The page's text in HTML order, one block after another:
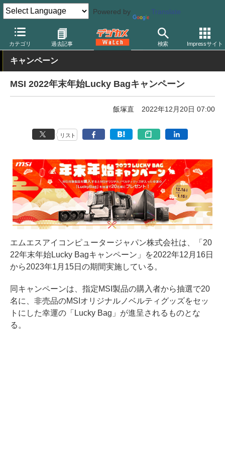
Powered by Translate
カテゴリ 過去記事 検索 Impressサイト
デジカメ Watch PC/モバイル関連 PC
キャンペーン
MSI 2022年末年始Lucky Bagキャンペーン
飯塚直 2022年12月20日 07:00
リスト
エムエスアイコンピュータージャパン株式会社は、「20
22年末年始Lucky Bagキャンペーン」を2022年12月16日
から2023年1月15日の期間実施している。
同キャンペーンは、指定MSI製品の購入者から抽選で20
名に、非売品のMSIオリジナルノベルティグッズをセッ
トにした幸運の「Lucky Bag」が進呈されるものとな
る。